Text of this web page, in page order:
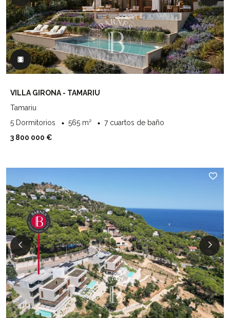
VILLA GIRONA - TAMARIU
Tamariu
5 Dormitorios
565 m²
7 cuartos de baño
3 800 000 €